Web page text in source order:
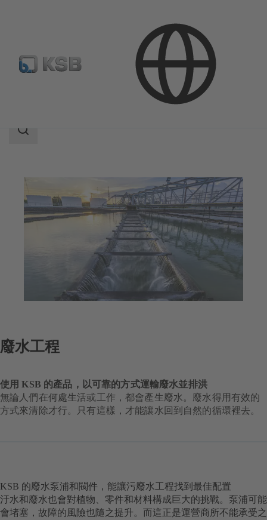
搜
围
廢水工程
使用 KSB 的產品，以可靠的方式運輸廢水並排洪
無論人們在何處生活或工作，都會產生廢水。廢水得用有效的
方式來清除才行。只有這樣，才能讓水回到自然的循環裡去。
KSB 的廢水泵浦和閥件，能讓污廢水工程找到最佳配置
汙水和廢水也會對植物、零件和材料構成巨大的挑戰。泵浦可能
會堵塞，故障的風險也隨之提升。而這正是運營商所不能承受之